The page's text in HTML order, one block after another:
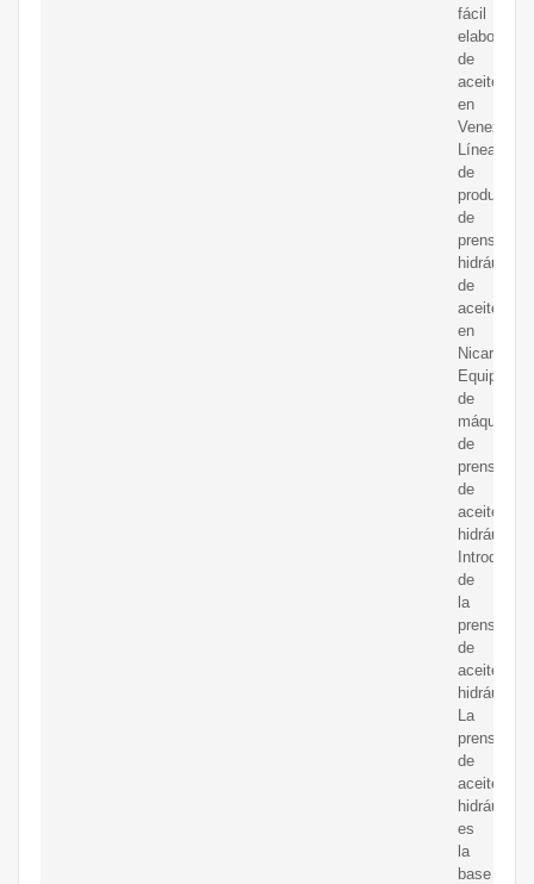
fácil
de
aceite
en
Venezuela.
Línea
de
producción
de
prensa
hidráulica
de
aceite
en
Nicaragua.
Equipo
de
máquina
de
prensa
de
aceite
hidráulico.
de
la
prensa
de
aceite
hidráulica
La
prensa
de
aceite
hidráulica
es
la
base